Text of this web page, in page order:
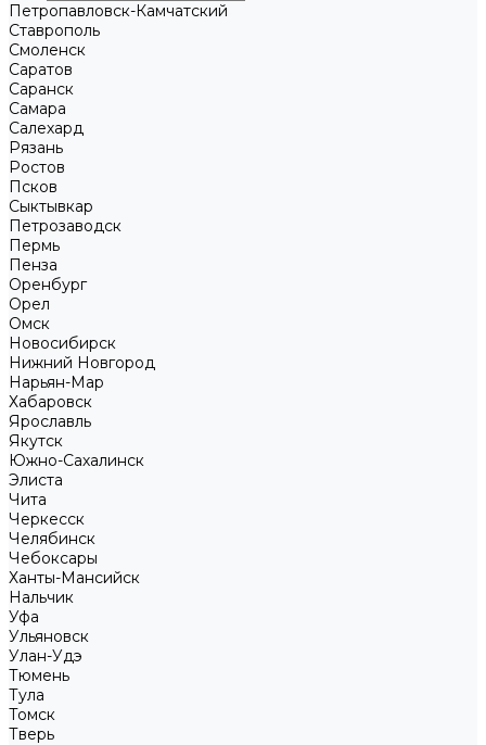
Петропавловск-Камчатский
Ставрополь
Смоленск
Саратов
Саранск
Самара
Салехард
Рязань
Ростов
Псков
Сыктывкар
Петрозаводск
Пермь
Пенза
Оренбург
Орел
Омск
Новосибирск
Нижний Новгород
Нарьян-Мар
Хабаровск
Ярославль
Якутск
Южно-Сахалинск
Элиста
Чита
Черкесск
Челябинск
Чебоксары
Ханты-Мансийск
Нальчик
Уфа
Ульяновск
Улан-Удэ
Тюмень
Тула
Томск
Тверь